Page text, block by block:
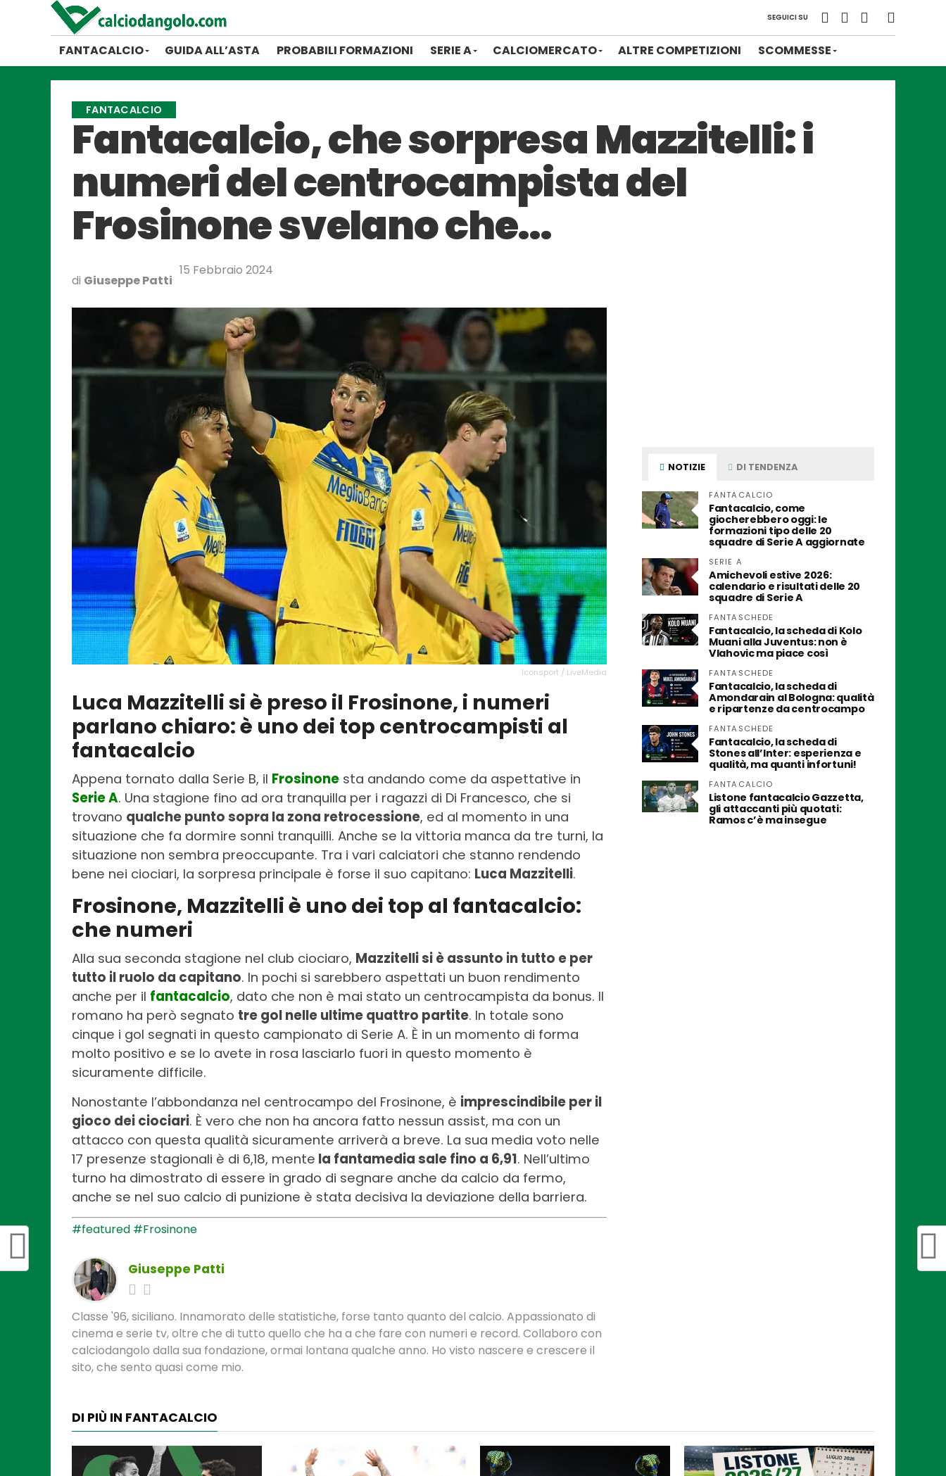
SEGUICI SU
FANTACALCIO GUIDA ALL’ASTA PROBABILI FORMAZIONI SERIE A CALCIOMERCATO ALTRE COMPETIZIONI SCOMMESSE
FANTACALCIO
Fantacalcio, che sorpresa Mazzitelli: i
numeri del centrocampista del
Frosinone svelano che…
di Giuseppe Patti
15 Febbraio 2024
Iconsport / LiveMedia
Luca Mazzitelli si è preso il Frosinone, i numeri
parlano chiaro: è uno dei top centrocampisti al
fantacalcio
Appena tornato dalla Serie B, il Frosinone sta andando come da aspettative in
Serie A. Una stagione fino ad ora tranquilla per i ragazzi di Di Francesco, che si
trovano qualche punto sopra la zona retrocessione, ed al momento in una
situazione che fa dormire sonni tranquilli. Anche se la vittoria manca da tre turni, la
situazione non sembra preoccupante. Tra i vari calciatori che stanno rendendo
bene nei ciociari, la sorpresa principale è forse il suo capitano: Luca Mazzitelli.
Frosinone, Mazzitelli è uno dei top al fantacalcio:
che numeri
Alla sua seconda stagione nel club ciociaro, Mazzitelli si è assunto in tutto e per
tutto il ruolo da capitano. In pochi si sarebbero aspettati un buon rendimento
anche per il fantacalcio, dato che non è mai stato un centrocampista da bonus. Il
romano ha però segnato tre gol nelle ultime quattro partite. In totale sono
cinque i gol segnati in questo campionato di Serie A. È in un momento di forma
molto positivo e se lo avete in rosa lasciarlo fuori in questo momento è
sicuramente difficile.
Nonostante l’abbondanza nel centrocampo del Frosinone, è imprescindibile per il
gioco dei ciociari. È vero che non ha ancora fatto nessun assist, ma con un
attacco con questa qualità sicuramente arriverà a breve. La sua media voto nelle
17 presenze stagionali è di 6,18, mente la fantamedia sale fino a 6,91. Nell’ultimo
turno ha dimostrato di essere in grado di segnare anche da calcio da fermo,
anche se nel suo calcio di punizione è stata decisiva la deviazione della barriera.
#featured #Frosinone
Giuseppe Patti
Classe '96, siciliano. Innamorato delle statistiche, forse tanto quanto del calcio. Appassionato di
cinema e serie tv, oltre che di tutto quello che ha a che fare con numeri e record. Collaboro con
calciodangolo dalla sua fondazione, ormai lontana qualche anno. Ho visto nascere e crescere il
sito, che sento quasi come mio.
NOTIZIE DI TENDENZA
FANTACALCIO
Fantacalcio, come
giocherebbero oggi: le
formazioni tipo delle 20
squadre di Serie A aggiornate
SERIE A
Amichevoli estive 2026:
calendario e risultati delle 20
squadre di Serie A
FANTASCHEDE
Fantacalcio, la scheda di Kolo
Muani alla Juventus: non è
Vlahovic ma piace così
FANTASCHEDE
Fantacalcio, la scheda di
Amondarain al Bologna: qualità
e ripartenze da centrocampo
FANTASCHEDE
Fantacalcio, la scheda di
Stones all’Inter: esperienza e
qualità, ma quanti infortuni!
FANTACALCIO
Listone fantacalcio Gazzetta,
gli attaccanti più quotati:
Ramos c’è ma insegue
DI PIÙ IN FANTACALCIO